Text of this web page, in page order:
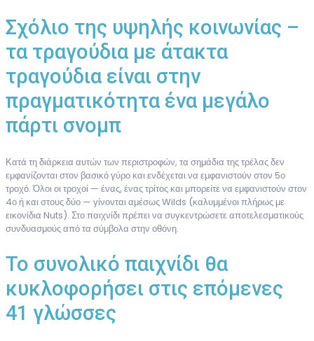
Σχόλιο της υψηλής κοινωνίας –
τα τραγούδια με άτακτα
τραγούδια είναι στην
πραγματικότητα ένα μεγάλο
πάρτι σνομπ
Κατά τη διάρκεια αυτών των περιστροφών, τα σημάδια της τρέλας δεν
εμφανίζονται στον βασικό γύρο και ενδέχεται να εμφανιστούν στον 5ο
τροχό. Όλοι οι τροχοί — ένας, ένας τρίτος και μπορείτε να εμφανιστούν στον
4ο ή και στους δύο — γίνονται αμέσως Wilds (καλυμμένοι πλήρως με
εικονίδια Nuts). Στο παιχνίδι πρέπει να συγκεντρώσετε αποτελεσματικούς
συνδυασμούς από τα σύμβολα στην οθόνη.
Το συνολικό παιχνίδι θα
κυκλοφορήσει στις επόμενες
41 γλώσσες